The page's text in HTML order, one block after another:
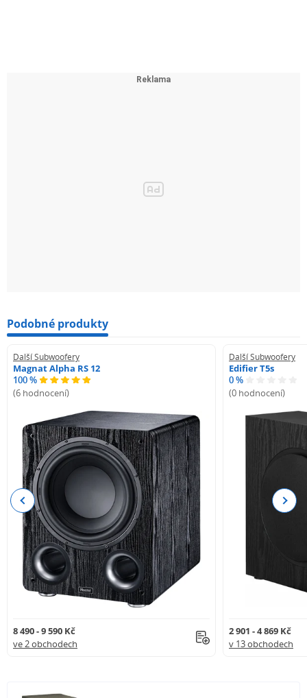
Podobné produkty
Další Subwoofery
Magnat Alpha RS 12
100 %
(6 hodnocení)
8 490 - 9 590 Kč
ve 2 obchodech
Další Subwoofery
Edifier T5s
0 %
(0 hodnocení)
2 901 - 4 869 Kč
v 13 obchodech
Previous Next